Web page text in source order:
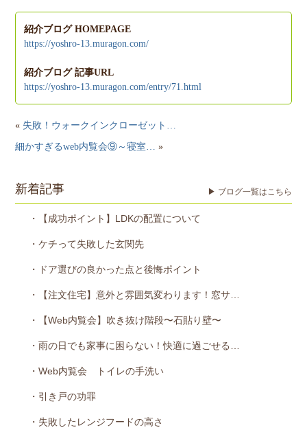
紹介ブログ HOMEPAGE
https://yoshro-13.muragon.com/
紹介ブログ 記事URL
https://yoshro-13.muragon.com/entry/71.html
« 失敗！ウォークインクローゼット…
細かすぎるweb内覧会⑨～寝室… »
新着記事 ▶ ブログ一覧はこちら
・【成功ポイント】LDKの配置について
・ケチって失敗した玄関先
・ドア選びの良かった点と後悔ポイント
・【注文住宅】意外と雰囲気変わります！窓サ…
・【Web内覧会】吹き抜け階段〜石貼り壁〜
・雨の日でも家事に困らない！快適に過ごせる…
・Web内覧会 トイレの手洗い
・引き戸の功罪
・失敗したレンジフードの高さ